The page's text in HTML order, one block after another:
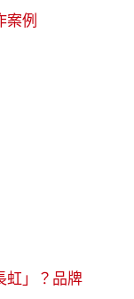
案例
虹」？品牌